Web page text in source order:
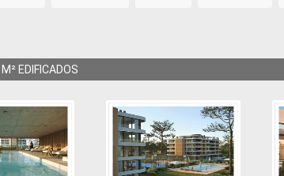
M² EDIFICADOS